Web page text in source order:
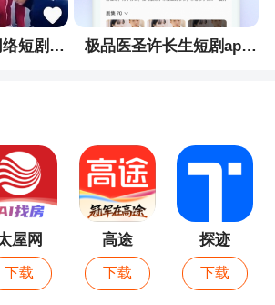
您的快递情况，还能对服务质量进
是中国领先的快递物流信息服务
，安全可靠的快递app，让你可以
，专门人员上门服务，还有不错
无接触寄收快递正在实施
播放量超大的网络短剧app合集 极品医圣许长生短剧app合集
屋网
下载
高途
下载
探迹
下载